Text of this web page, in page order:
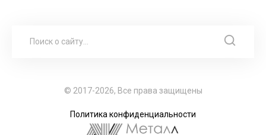
© 2017-2026, Все права защищены
Политика конфиденциальности